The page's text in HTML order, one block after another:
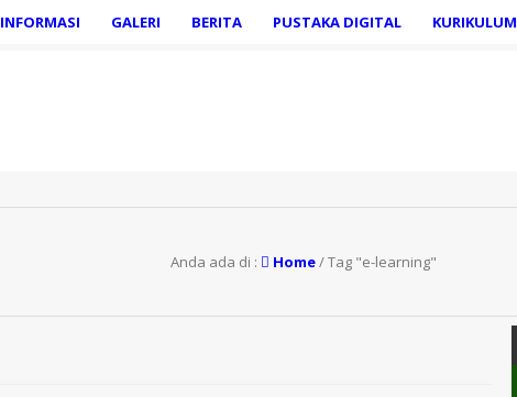
INFORMASI GALERI BERITA PUSTAKA DIGITAL KURIKULUM
Anda ada di : Home/Tag "e-learning"